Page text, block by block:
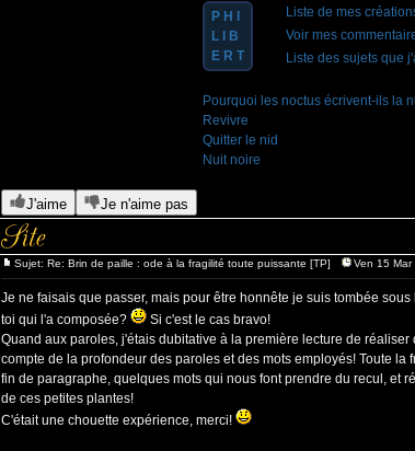
P H I
L I B
E R T
Liste de mes
Voir mes
Liste des sujets que
Pourquoi les noctus écrivent-ils la
Revivre
Quitter le nid
Nuit noire
J'aime Je n'aime pas
Sujet: Re: Brin de paille : ode à la fragilité toute puissante [TP] Ven 15
Je ne faisais que passer, mais pour être honnête je suis tombée
toi qui l'a composée?
Si c'est le cas bravo!
Quand aux paroles, j'étais dubitative à la première lecture de
compte de la profondeur des paroles et des mots employés! Toute
fin de paragraphe, quelques mots qui nous font prendre du recul, et
de ces petites plantes!
C'était une chouette expérience, merci!